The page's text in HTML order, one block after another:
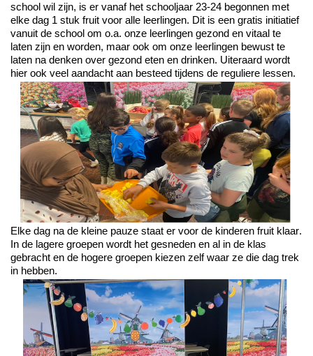
school wil zijn, is er vanaf het schooljaar 23-24 begonnen met
elke dag 1 stuk fruit voor alle leerlingen. Dit is een gratis initiatief
vanuit de school om o.a. onze leerlingen gezond en vitaal te
laten zijn en worden, maar ook om onze leerlingen bewust te
laten na denken over gezond eten en drinken. Uiteraard wordt
hier ook veel aandacht aan besteed tijdens de reguliere lessen.
Elke dag na de kleine pauze staat er voor de kinderen fruit klaar.
In de lagere groepen wordt het gesneden en al in de klas
gebracht en de hogere groepen kiezen zelf waar ze die dag trek
in hebben.